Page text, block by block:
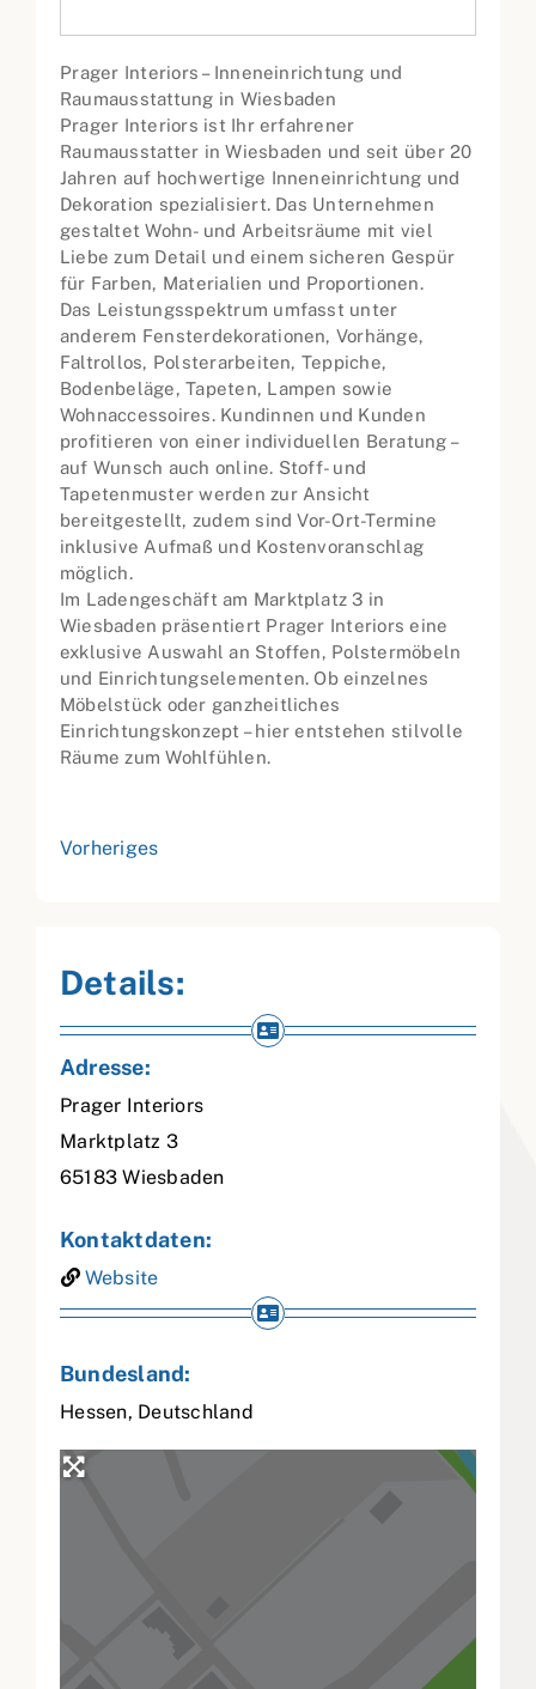
Prager Interiors – Inneneinrichtung und
Raumausstattung in Wiesbaden
Prager Interiors ist Ihr erfahrener
Raumausstatter in Wiesbaden und seit über 20
Jahren auf hochwertige Inneneinrichtung und
Dekoration spezialisiert. Das Unternehmen
gestaltet Wohn- und Arbeitsräume mit viel
Liebe zum Detail und einem sicheren Gespür
für Farben, Materialien und Proportionen.
Das Leistungsspektrum umfasst unter
anderem Fensterdekorationen, Vorhänge,
Faltrollos, Polsterarbeiten, Teppiche,
Bodenbeläge, Tapeten, Lampen sowie
Wohnaccessoires. Kundinnen und Kunden
profitieren von einer individuellen Beratung –
auf Wunsch auch online. Stoff- und
Tapetenmuster werden zur Ansicht
bereitgestellt, zudem sind Vor-Ort-Termine
inklusive Aufmaß und Kostenvoranschlag
möglich.
Im Ladengeschäft am Marktplatz 3 in
Wiesbaden präsentiert Prager Interiors eine
exklusive Auswahl an Stoffen, Polstermöbeln
und Einrichtungselementen. Ob einzelnes
Möbelstück oder ganzheitliches
Einrichtungskonzept – hier entstehen stilvolle
Räume zum Wohlfühlen.
Vorheriges
Details:
Adresse:
Prager Interiors
Marktplatz 3
65183 Wiesbaden
Kontaktdaten:
Website
Bundesland:
Hessen, Deutschland